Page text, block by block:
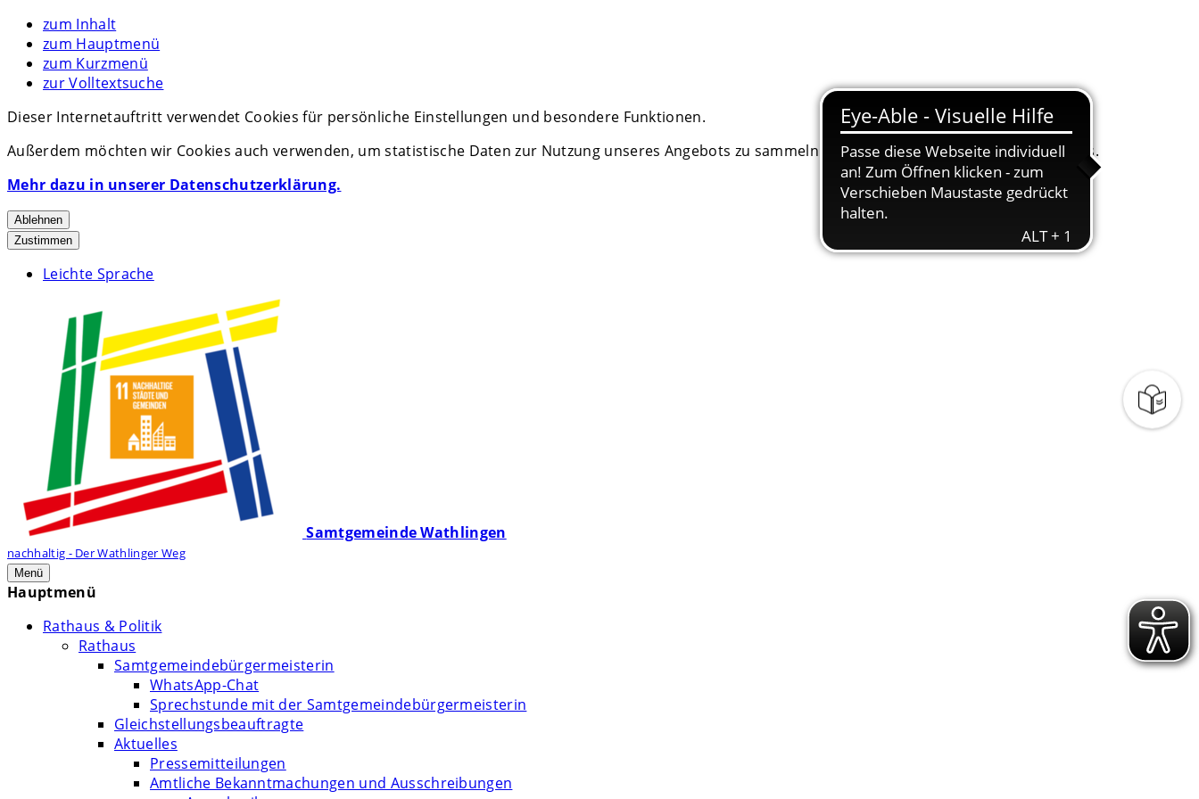
zum Inhalt
zum Hauptmenü
zum Kurzmenü
zur Volltextsuche
Dieser Internetauftritt verwendet Cookies für persönliche Einstellungen und besondere Funktionen.
Außerdem möchten wir Cookies auch verwenden, um statistische Daten zur Nutzung unseres Angebots zu sammeln. Dafür bitten wir um Ihr Einverständnis.
Mehr dazu in unserer Datenschutzerklärung.
Ablehnen
Zustimmen
Leichte Sprache
Samtgemeinde Wathlingen
nachhaltig - Der Wathlinger Weg
Menü
Hauptmenü
Rathaus & Politik
Rathaus
Samtgemeindebürgermeisterin
WhatsApp-Chat
Sprechstunde mit der Samtgemeindebürgermeisterin
Gleichstellungsbeauftragte
Aktuelles
Pressemitteilungen
Amtliche Bekanntmachungen und Ausschreibungen